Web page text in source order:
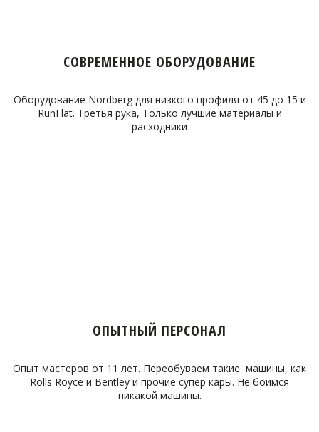
СОВРЕМЕННОЕ ОБОРУДОВАНИЕ
Оборудование Nordberg для низкого профиля от 45 до 15 и
RunFlat. Третья рука, Только лучшие материалы и
расходники
ОПЫТНЫЙ ПЕРСОНАЛ
Опыт мастеров от 11 лет. Переобуваем такие машины, как
Rolls Royce и Bentley и прочие супер кары. Не боимся
никакой машины.